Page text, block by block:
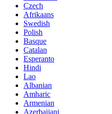
Czech
Afrikaans
Swedish
Polish
Basque
Catalan
Esperanto
Hindi
Lao
Albanian
Amharic
Armenian
Azerbaijani